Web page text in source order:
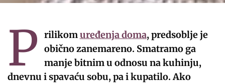
P rilikomuređenja doma, predsoblje je
obično zanemareno. Smatramo ga
manje bitnim u odnosu na kuhinju,
dnevnu i spavaću sobu, pa i kupatilo. Ako